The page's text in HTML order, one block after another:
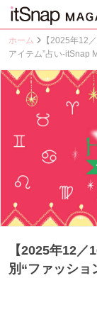
ホーム
【2025年12
アイテム”占い-itSnap
【2025年12
別“ファッシ